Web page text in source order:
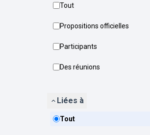
Tout
Propositions officielles
Participants
Des réunions
Liées à
Tout